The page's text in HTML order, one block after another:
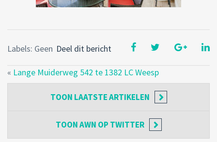
Deel dit bericht
Labels: Geen
« Lange Muiderweg 542 te 1382 LC Weesp
TOON LAATSTE ARTIKELEN
TOONAWN OP TWITTER